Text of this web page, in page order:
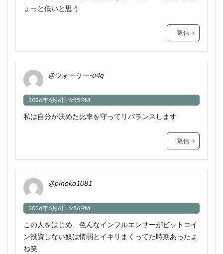
ょっと低いと思う
返信
@ウォーリー-u4q
2026年6月6日 6:55 PM
私は自分が決めた比率を守ってリバランスします
返信
@pinoko1081
2026年6月6日 6:56 PM
この人をはじめ、色んなインフルエンサーがビットコイ
ン投資しない奴は情弱とイキリまくってた時期あったよ
ね笑